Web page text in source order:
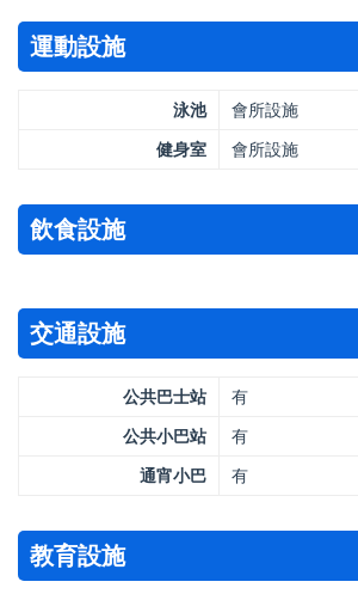
運動設施
泳池
會所設施
健身室
會所設施
飲食設施
交通設施
公共巴士站
有
公共小巴站
有
通宵小巴
有
教育設施